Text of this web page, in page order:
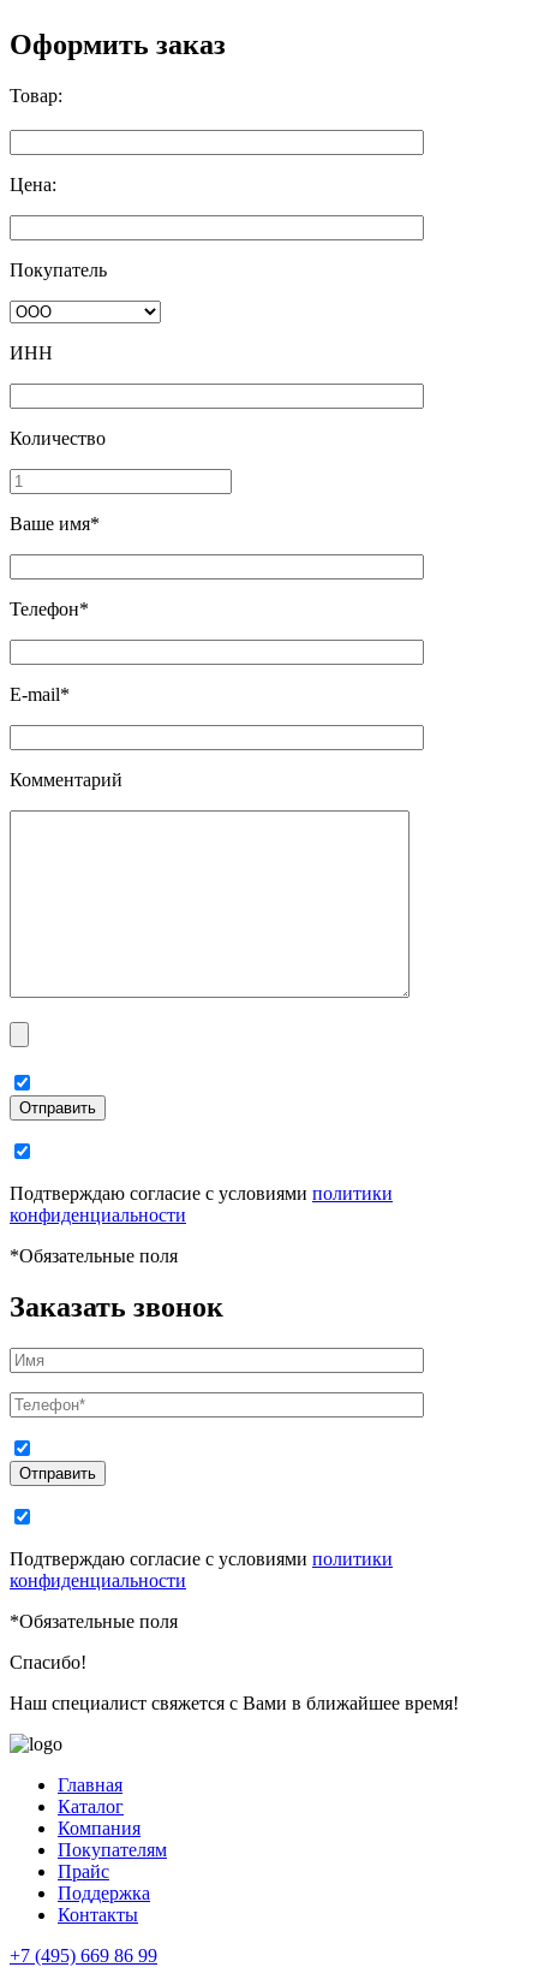
Оформить заказ
Товар:
Цена:
Покупатель
ИНН
Количество
Ваше имя*
Телефон*
E-mail*
Комментарий
Отправить
Подтверждаю согласие с условиями политики
конфиденциальности
*Обязательные поля
Заказать звонок
Отправить
Подтверждаю согласие с условиями политики
конфиденциальности
*Обязательные поля
Спасибо!
Наш специалист свяжется с Вами в ближайшее время!
Главная
Каталог
Компания
Покупателям
Прайс
Поддержка
Контакты
+7 (495) 669 86 99